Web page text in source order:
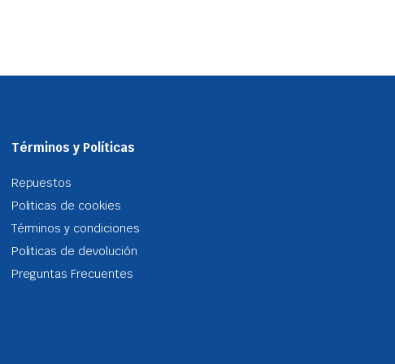
Términos y Políticas
Repuestos
Politicas de cookies
Términos y condiciones
Politicas de devolución
Preguntas Frecuentes